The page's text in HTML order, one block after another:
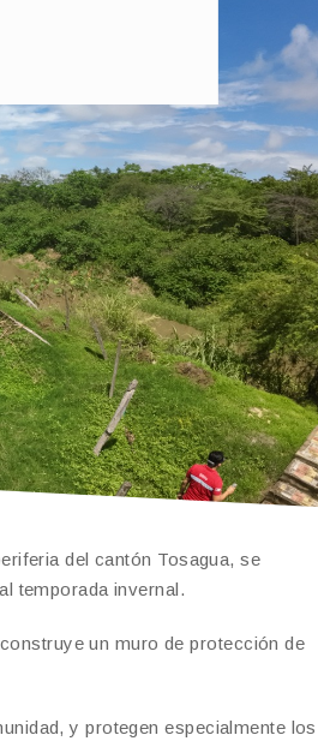
del cantón Tosagua, se
temporada invernal.
un muro de protección de
y protegen especialmente los